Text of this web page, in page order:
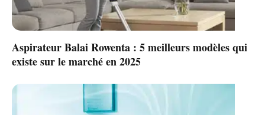
Aspirateur Balai Rowenta : 5 meilleurs modèles qui
existe sur le marché en 2025